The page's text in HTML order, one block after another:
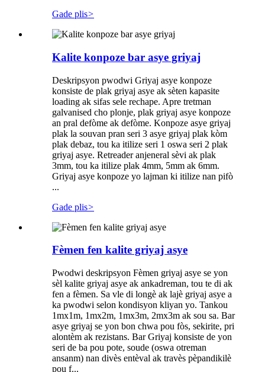
Gade plis>
Kalite konpoze bar asye griyaj
Deskripsyon pwodwi Griyaj asye konpoze
konsiste de plak griyaj asye ak sèten kapasite
loading ak sifas sele rechape. Apre tretman
galvanised cho plonje, plak griyaj asye konpoze
an pral defòme ak defòme. Konpoze asye griyaj
plak la souvan pran seri 3 asye griyaj plak kòm
plak debaz, tou ka itilize seri 1 oswa seri 2 plak
griyaj asye. Retreader anjeneral sèvi ak plak
3mm, tou ka itilize plak 4mm, 5mm ak 6mm.
Griyaj asye konpoze yo lajman ki itilize nan pifò
...
Gade plis>
Fèmen fen kalite griyaj asye
Pwodwi deskripsyon Fèmen griyaj asye se yon
sèl kalite griyaj asye ak ankadreman, tou te di ak
fen a fèmen. Sa vle di longè ak lajè griyaj asye a
ka pwodwi selon kondisyon kliyan yo. Tankou
1mx1m, 1mx2m, 1mx3m, 2mx3m ak sou sa. Bar
asye griyaj se yon bon chwa pou fòs, sekirite, pri
alontèm ak rezistans. Bar Griyaj konsiste de yon
seri de ba pou pote, soude (oswa otreman
ansanm) nan divès entèval ak travès pèpandikilè
pou f...